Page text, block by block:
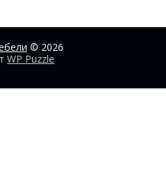
© 2026
WP Puzzle